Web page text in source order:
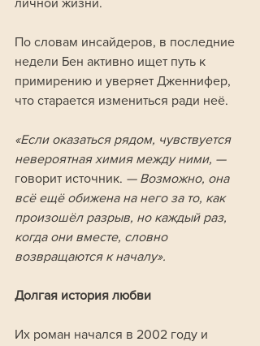
личной жизни.
По словам инсайдеров, в последние
недели Бен активно ищет путь к
примирению и уверяет Дженнифер,
что старается измениться ради неё.
«Если оказаться рядом, чувствуется
невероятная химия между ними, —
говорит источник. — Возможно, она
всё ещё обижена на него за то, как
произошёл разрыв, но каждый раз,
когда они вместе, словно
возвращаются к началу».
Долгая история любви
Их роман начался в 2002 году и